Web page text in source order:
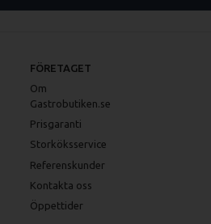
FÖRETAGET
Om
Gastrobutiken.se
Prisgaranti
Storköksservice
Referenskunder
Kontakta oss
Öppettider